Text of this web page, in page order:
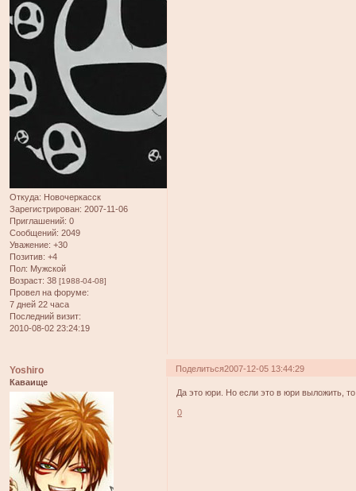
Откуда: Новочеркасск
Зарегистрирован: 2007-11-06
Приглашений: 0
Сообщений: 2049
Уважение: +30
Позитив: +4
Пол: Мужской
Возраст: 38 [1988-04-08]
Провел на форуме:
7 дней 22 часа
Последний визит:
2010-08-02 23:24:19
Поделиться2007-12-05 13:44:29
Yoshiro
Каваище
Да это юри. Но если это в юри выложить, то
0